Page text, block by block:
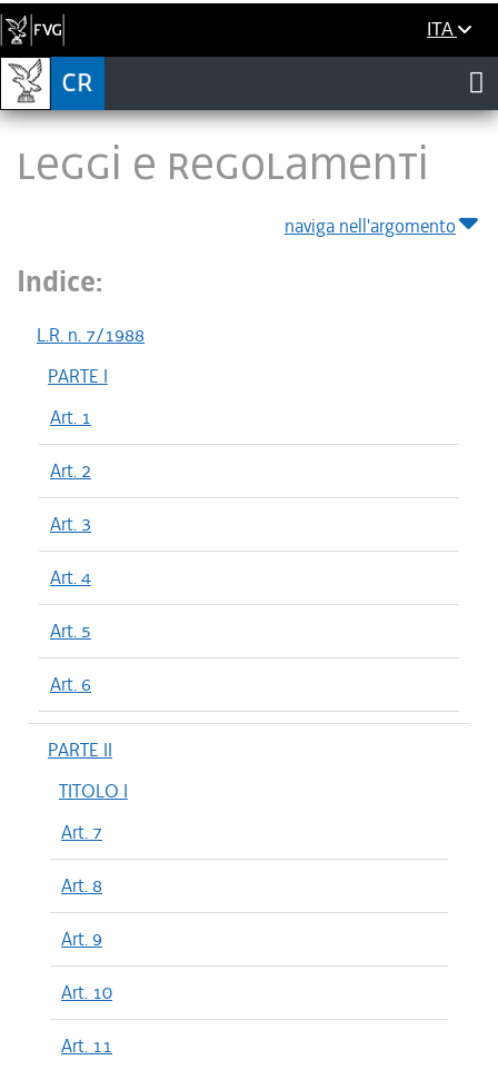
ITA
LEGGI E REGOLAMENTI
naviga nell'argomento
Indice:
L.R. n. 7/1988
PARTE I
Art. 1
Art. 2
Art. 3
Art. 4
Art. 5
Art. 6
PARTE II
TITOLO I
Art. 7
Art. 8
Art. 9
Art. 10
Art. 11